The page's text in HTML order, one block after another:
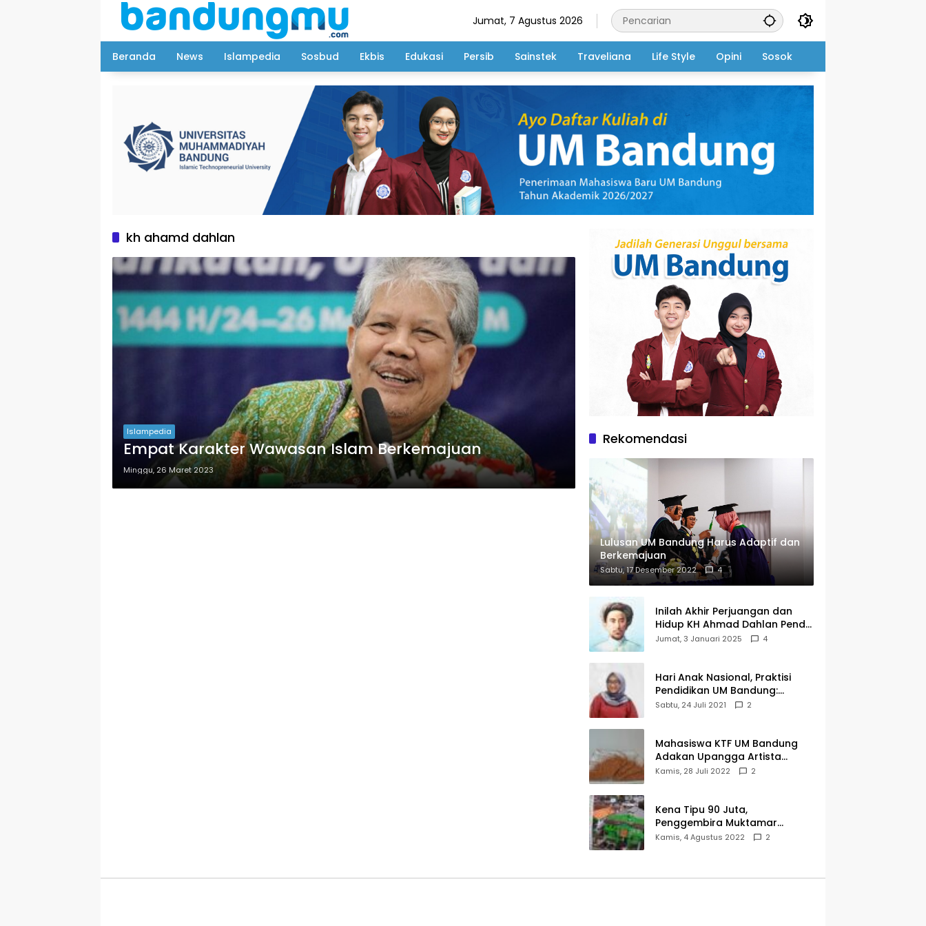
Jumat, 7 Agustus 2026
Beranda News Islampedia Sosbud Ekbis Edukasi Persib Sainstek Traveliana Life Style Opini Sosok
kh ahamd dahlan
Islampedia
Empat Karakter Wawasan Islam Berkemajuan
Minggu, 26 Maret 2023
Rekomendasi
Lulusan UM Bandung Harus Adaptif dan
Berkemajuan
Sabtu, 17 Desember 2022 4
Inilah Akhir Perjuangan dan
Hidup KH Ahmad Dahlan Pendiri
Muhammadiyah
Jumat, 3 Januari 2025 4
Hari Anak Nasional, Praktisi
Pendidikan UM Bandung:
Mereka Generasi Penerus
Sabtu, 24 Juli 2021 2
Mahasiswa KTF UM Bandung
Adakan Upangga Artista
Exhibition, Ini Salah Satu
Kamis, 28 Juli 2022 2
Kena Tipu 90 Juta,
Penggembira Muktamar
Muhammadiyah Aisyiyah Asal
Kamis, 4 Agustus 2022 2